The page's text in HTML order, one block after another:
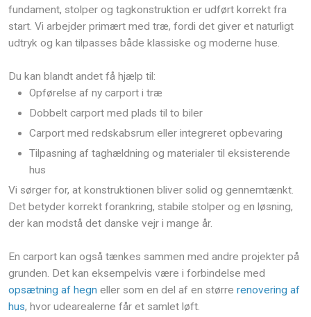
fundament, stolper og tagkonstruktion er udført korrekt fra
start. Vi arbejder primært med træ, fordi det giver et naturligt
udtryk og kan tilpasses både klassiske og moderne huse.
Du kan blandt andet få hjælp til:
​Opførelse af ny carport i træ
​Dobbelt carport med plads til to biler
​Carport med redskabsrum eller integreret opbevaring
​Tilpasning af taghældning og materialer til eksisterende
hus
Vi sørger for, at konstruktionen bliver solid og gennemtænkt.
Det betyder korrekt forankring, stabile stolper og en løsning,
der kan modstå det danske vejr i mange år.
En carport kan også tænkes sammen med andre projekter på
grunden. Det kan eksempelvis være i forbindelse med
opsætning af hegn eller som en del af en større renovering af
hus, hvor udearealerne får et samlet løft.